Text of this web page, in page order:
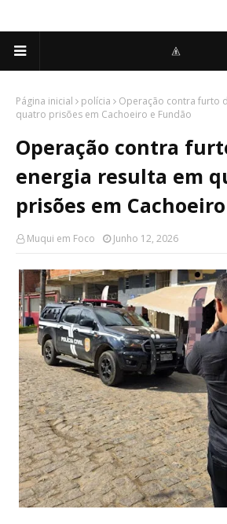
Página inicial polícia
Operação contra furto
quatro prisões em Cachoeiro e Fundão
Operação contra
energia resulta em
prisões em
Muqui em Foco Junho 12, 2026